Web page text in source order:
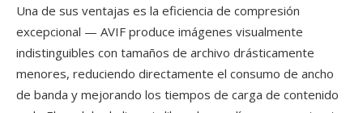
Una de sus ventajas es la eficiencia de compresión
excepcional — AVIF produce imágenes visualmente
indistinguibles con tamaños de archivo drásticamente
menores, reduciendo directamente el consumo de ancho
de banda y mejorando los tiempos de carga de contenido